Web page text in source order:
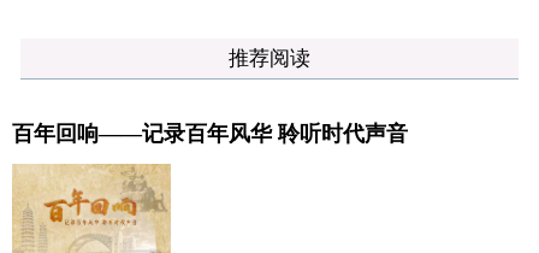
推荐阅读
百年回响——记录百年风华 聆听时代声音